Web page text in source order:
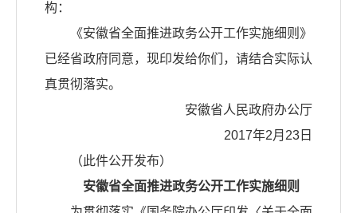
构：
《安徽省全面推进政务公开工作实施细则》
已经省政府同意，现印发给你们，请结合实际认
真贯彻落实。
安徽省人民政府办公厅
2017年2月23日
（此件公开发布）
安徽省全面推进政务公开工作实施细则